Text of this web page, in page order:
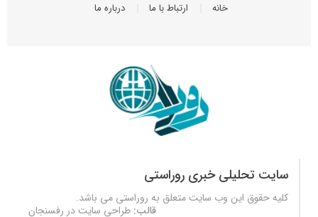
خانه ارتباط با ما درباره ما
سایت تحلیلی خبری روراستی
کلیه حقوق این وب سایت متعلق به روراستی می باشد.
قالب: طراحی سایت در رفسنجان